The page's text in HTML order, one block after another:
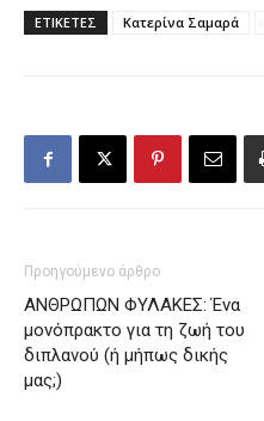
ΕΤΙΚΕΤΕΣ Κατερίνα Σαμαρά
Προηγούμενο άρθρο
ΑΝΘΡΩΠΩΝ ΦΥΛΑΚΕΣ: Ένα
μονόπρακτο για τη ζωή του
διπλανού (ή μήπως δικής
μας;)